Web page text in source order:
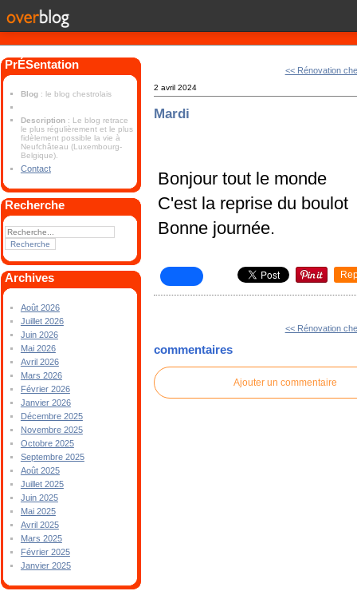
PrÉSentation
Blog : le blog chestrolais
Description : Le blog retrace
le plus régulièrement et le plus
fidèlement possible la vie à
Neufchâteau (Luxembourg-
Belgique).
Contact
Recherche
Archives
Août 2026
Juillet 2026
Juin 2026
Mai 2026
Avril 2026
Mars 2026
Février 2026
Janvier 2026
Décembre 2025
Novembre 2025
Octobre 2025
Septembre 2025
Août 2025
Juillet 2025
Juin 2025
Mai 2025
Avril 2025
Mars 2025
Février 2025
Janvier 2025
<< Rénovation
2 avril 2024
Mardi
Bonjour tout le monde
C'est la reprise du boulot
Bonne journée.
<< Rénovation
commentaires
Ajouter un commentaire